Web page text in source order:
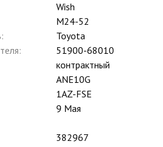
Wish
M24-52
Toyota
51900-68010
контрактный
ANE10G
1AZ-FSE
9 Мая
382967